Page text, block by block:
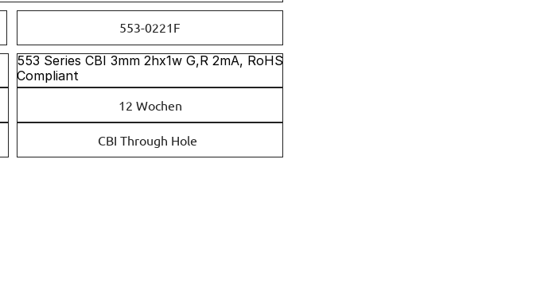
553-0221F
553 Series CBI 3mm 2hx1w G,R 2mA, RoHS
Compliant
12 Wochen
CBI Through Hole